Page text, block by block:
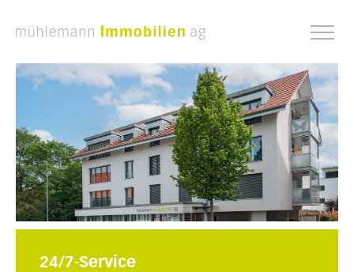
Slide 2 of 3.
24/7-Service